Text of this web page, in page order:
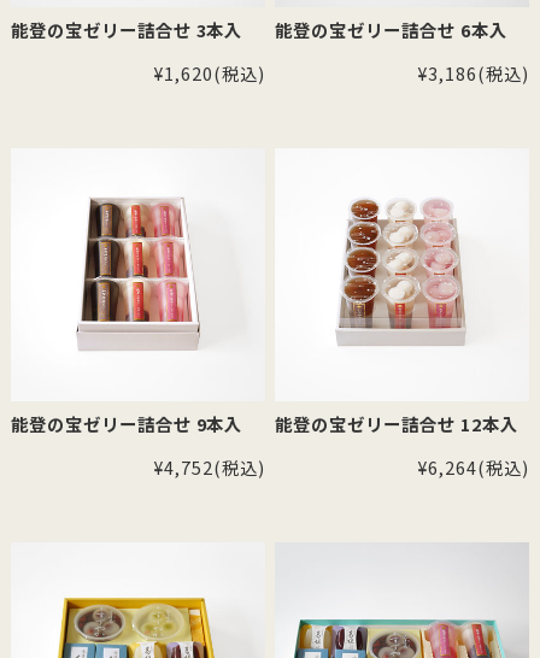
能登の宝ゼリー詰合せ 3本入
¥1,620(税込)
能登の宝ゼリー詰合せ 6本入
¥3,186(税込)
能登の宝ゼリー詰合せ 9本入
¥4,752(税込)
能登の宝ゼリー詰合せ 12本入
¥6,264(税込)